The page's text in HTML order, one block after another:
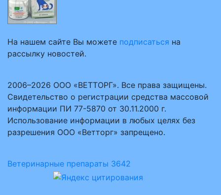
На нашем сайте Вы можете подписаться на
рассылку новостей.
2006–2026 ООО «ВЕТТОРГ». Все права защищены.
Свидетельство о регистрации средства массовой
информации ПИ 77-5870 от 30.11.2000 г.
Использование информации в любых целях без
разрешения ООО «Ветторг» запрещено.
Ветеринарные препараты 3642